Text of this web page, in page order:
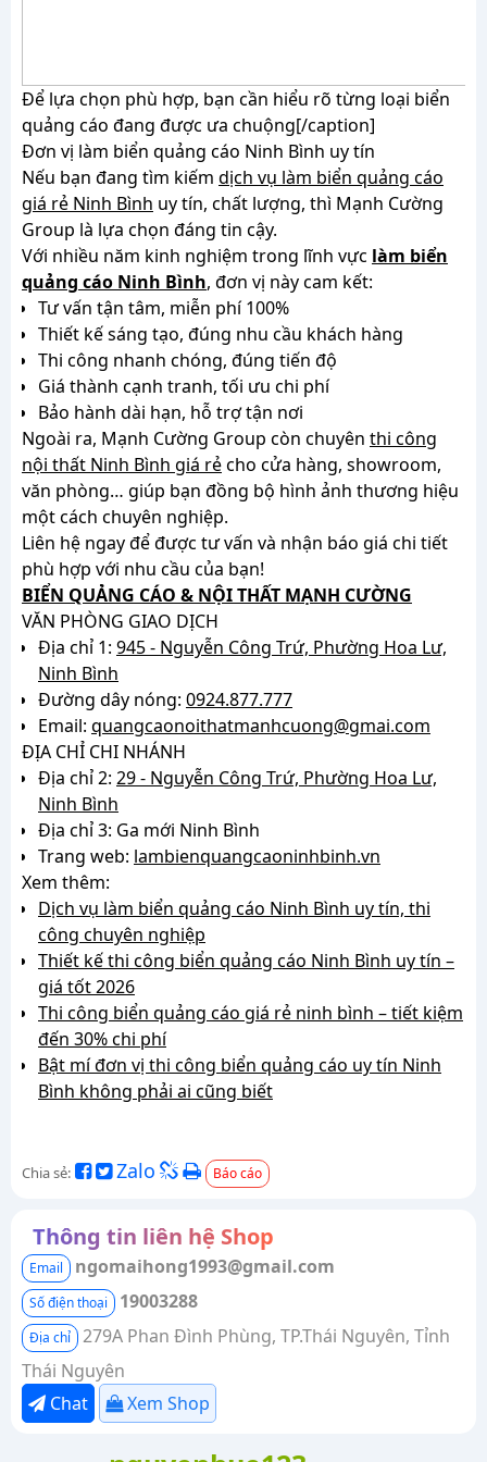
Để lựa chọn phù hợp, bạn cần hiểu rõ từng loại biển
quảng cáo đang được ưa chuộng[/caption]
Đơn vị làm biển quảng cáo Ninh Bình uy tín
Nếu bạn đang tìm kiếm dịch vụ làm biển quảng cáo
giá rẻ Ninh Bình uy tín, chất lượng, thì Mạnh Cường
Group là lựa chọn đáng tin cậy.
Với nhiều năm kinh nghiệm trong lĩnh vực làm biển
quảng cáo Ninh Bình, đơn vị này cam kết:
Tư vấn tận tâm, miễn phí 100%
Thiết kế sáng tạo, đúng nhu cầu khách hàng
Thi công nhanh chóng, đúng tiến độ
Giá thành cạnh tranh, tối ưu chi phí
Bảo hành dài hạn, hỗ trợ tận nơi
Ngoài ra, Mạnh Cường Group còn chuyên thi công
nội thất Ninh Bình giá rẻcho cửa hàng, showroom,
văn phòng… giúp bạn đồng bộ hình ảnh thương hiệu
một cách chuyên nghiệp.
Liên hệ ngay để được tư vấn và nhận báo giá chi tiết
phù hợp với nhu cầu của bạn!
BIỂN QUẢNG CÁO & NỘI THẤT MẠNH CƯỜNG
VĂN PHÒNG GIAO DỊCH
Địa chỉ 1: 945 - Nguyễn Công Trứ, Phường Hoa Lư,
Ninh Bình
Đường dây nóng: 0924.877.777
Email: quangcaonoithatmanhcuong@gmai.com
ĐỊA CHỈ CHI NHÁNH
Địa chỉ 2: 29 - Nguyễn Công Trứ, Phường Hoa Lư,
Ninh Bình
Địa chỉ 3: Ga mới Ninh Bình
Trang web: lambienquangcaoninhbinh.vn
Xem thêm:
Dịch vụ làm biển quảng cáo Ninh Bình uy tín, thi
công chuyên nghiệp
Thiết kế thi công biển quảng cáo Ninh Bình uy tín –
giá tốt 2026
Thi công biển quảng cáo giá rẻ ninh bình – tiết kiệm
đến 30% chi phí
Bật mí đơn vị thi công biển quảng cáo uy tín Ninh
Bình không phải ai cũng biết
Chia sẻ: Zalo Báo cáo
Thông tin liên hệ Shop
Email ngomaihong1993@gmail.com
Số điện thoại 19003288
Địa chỉ
279A Phan Đình Phùng, TP.Thái Nguyên, Tỉnh
Thái Nguyên
Chat
Xem Shop